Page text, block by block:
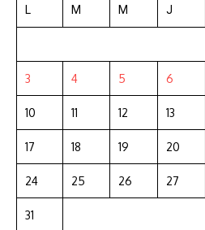
L M M J
3 4 5 6
10 11 12 13
17 18 19 20
24 25 26 27
31